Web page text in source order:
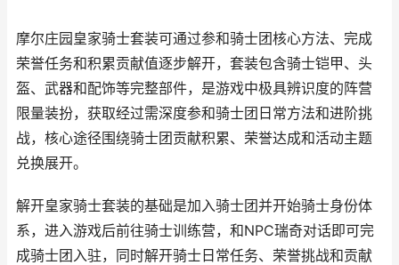
摩尔庄园皇家骑士套装可通过参和骑士团核心方法、完成
荣誉任务和积累贡献值逐步解开，套装包含骑士铠甲、头
盔、武器和配饰等完整部件，是游戏中极具辨识度的阵营
限量装扮，获取经过需深度参和骑士团日常方法和进阶挑
战，核心途径围绕骑士团贡献积累、荣誉达成和活动主题
兑换展开。
解开皇家骑士套装的基础是加入骑士团并开始骑士身份体
系，进入游戏后前往骑士训练营，和NPC瑞奇对话即可完
成骑士团入驻，同时解开骑士日常任务、荣誉挑战和贡献